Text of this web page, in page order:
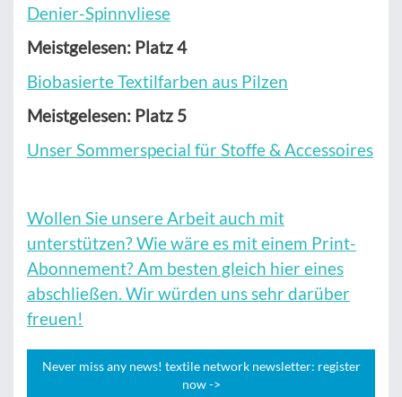
Denier-Spinnvliese
Meistgelesen: Platz 4
Biobasierte Textilfarben aus Pilzen
Meistgelesen: Platz 5
Unser Sommerspecial für Stoffe & Accessoires
Wollen Sie unsere Arbeit auch mit
unterstützen? Wie wäre es mit einem Print-
Abonnement? Am besten gleich hier eines
abschließen. Wir würden uns sehr darüber
freuen!
Never miss any news! textile network newsletter: register
now ->